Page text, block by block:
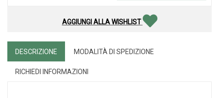
AGGIUNGI ALLA WISHLIST
DESCRIZIONE MODALITÀ DI SPEDIZIONE
RICHIEDI INFORMAZIONI